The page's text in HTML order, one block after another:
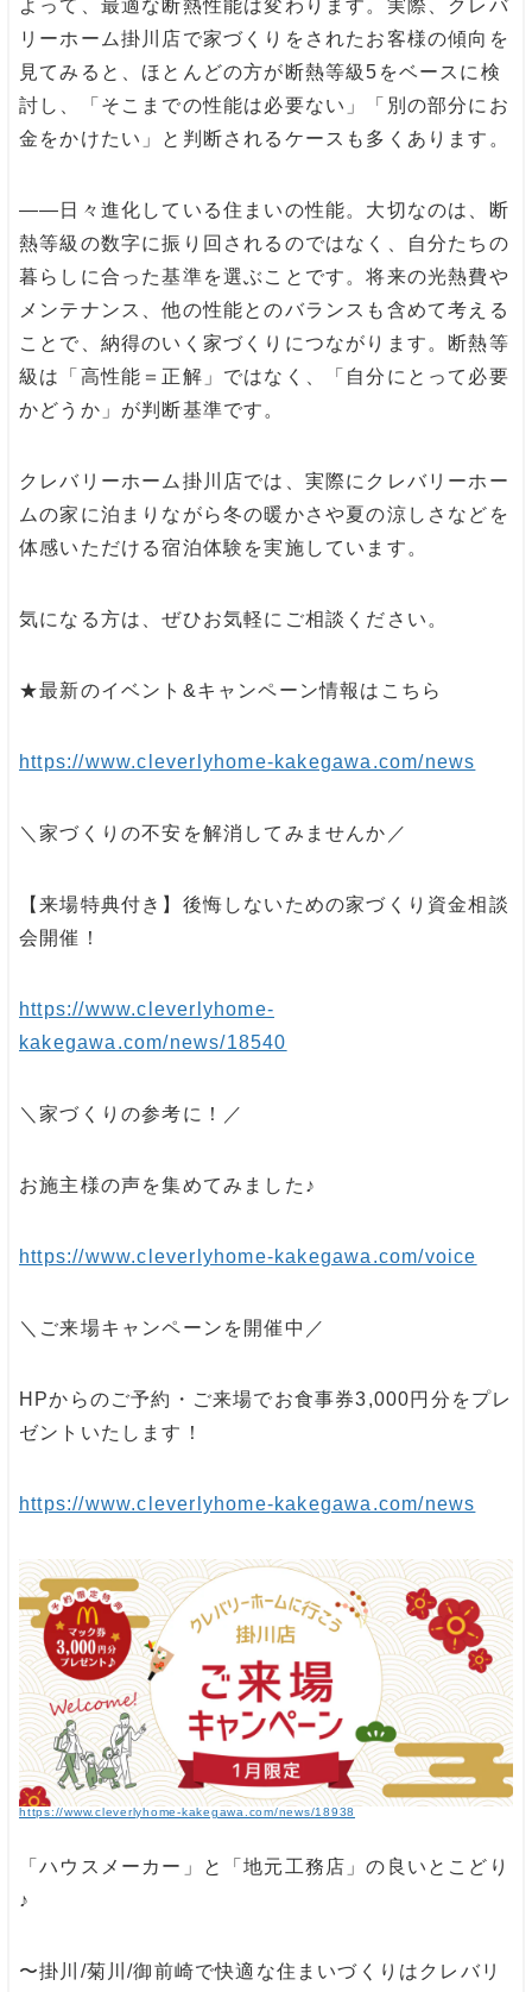
よって、最適な断熱性能は変わります。実際、クレバ
リーホーム掛川店で家づくりをされたお客様の傾向を
見てみると、ほとんどの方が断熱等級5をベースに検
討し、「そこまでの性能は必要ない」「別の部分にお
金をかけたい」と判断されるケースも多くあります。
――日々進化している住まいの性能。大切なのは、断
熱等級の数字に振り回されるのではなく、自分たちの
暮らしに合った基準を選ぶことです。将来の光熱費や
メンテナンス、他の性能とのバランスも含めて考える
ことで、納得のいく家づくりにつながります。断熱等
級は「高性能＝正解」ではなく、「自分にとって必要
かどうか」が判断基準です。
クレバリーホーム掛川店では、実際にクレバリーホー
ムの家に泊まりながら冬の暖かさや夏の涼しさなどを
体感いただける宿泊体験を実施しています。
気になる方は、ぜひお気軽にご相談ください。
★最新のイベント&キャンペーン情報はこちら
https://www.cleverlyhome-kakegawa.com/news
＼家づくりの不安を解消してみませんか／
【来場特典付き】後悔しないための家づくり資金相談
会開催！
https://www.cleverlyhome-
kakegawa.com/news/18540
＼家づくりの参考に！／
お施主様の声を集めてみました♪
https://www.cleverlyhome-kakegawa.com/voice
＼ご来場キャンペーンを開催中／
HPからのご予約・ご来場でお食事券3,000円分をプレ
ゼントいたします！
https://www.cleverlyhome-kakegawa.com/news
https://www.cleverlyhome-kakegawa.com/news/18938
「ハウスメーカー」と「地元工務店」の良いとこどり
♪
〜掛川/菊川/御前崎で快適な住まいづくりはクレバリ